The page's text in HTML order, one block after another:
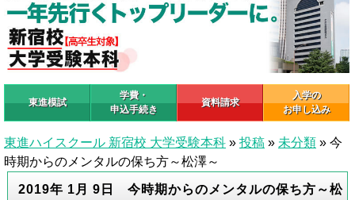
東進模試
学費・
申込手続き
資料請求
入学の
お申し込み
東進ハイスクール 新宿校 大学受験本科 » 投稿 » 未分類 » 今
時期からのメンタルの保ち方～松澤～
2019年 1月 9日 今時期からのメンタルの保ち方～松